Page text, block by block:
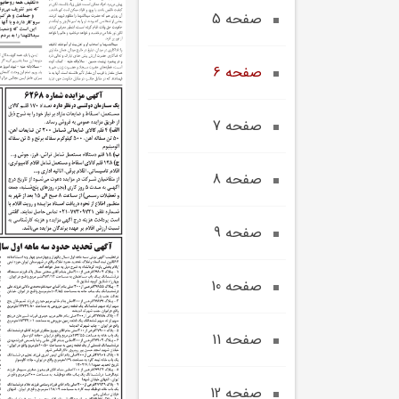
صفحه 5
صفحه 6
صفحه 7
صفحه 8
صفحه 9
صفحه 10
صفحه 11
صفحه 12